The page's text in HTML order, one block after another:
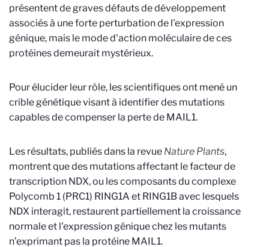
présentent de graves défauts de développement
associés à une forte perturbation de l'expression
génique, mais le mode d'action moléculaire de ces
protéines demeurait mystérieux.
Pour élucider leur rôle, les scientifiques ont mené un
crible génétique visant à identifier des mutations
capables de compenser la perte de MAIL1.
Les résultats, publiés dans la revue Nature Plants,
montrent que des mutations affectant le facteur de
transcription NDX, ou les composants du complexe
Polycomb 1 (PRC1) RING1A et RING1B avec lesquels
NDX interagit, restaurent partiellement la croissance
normale et l'expression génique chez les mutants
n’exprimant pas la protéine MAIL1.